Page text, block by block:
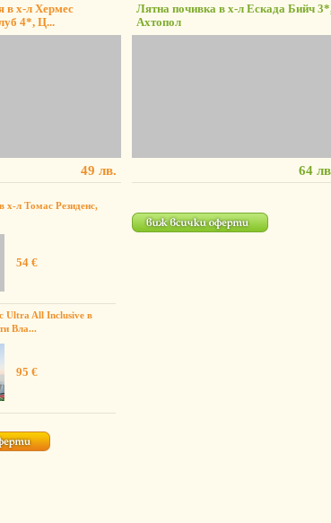
в х-л Хермес
4*, Ц...
49 лв.
х-л Томас Резиденс,
54 €
Ultra All Inclusive в
Вла...
95 €
Лятна почивка в х-л Ескада Бийч
Ахтопол
64